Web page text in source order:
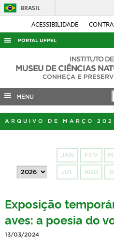
ACESSIBILIDADE
BRASIL
PORTAL UFPEL
ACESSO À INFORMAÇÃO
COBALTO
CONCURSOS
EDITAIS
PORTARIAS
INSTITUTO
MUSEU DE CIÊNCIAS
CONHEÇA E
MENU
ARQUIVO DE MARÇO
JAN FEV
JUL AGO
Exposição
aves: a poesia do
13/03/2024